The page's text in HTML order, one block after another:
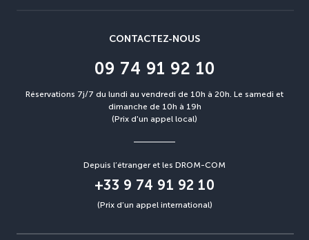
CONTACTEZ-NOUS
09 74 91 92 10
Réservations 7j/7 du lundi au vendredi de 10h à 20h. Le samedi et
dimanche de 10h à 19h
(Prix d'un appel local)
Depuis l’étranger et les DROM-COM
+33 9 74 91 92 10
(Prix d’un appel international)